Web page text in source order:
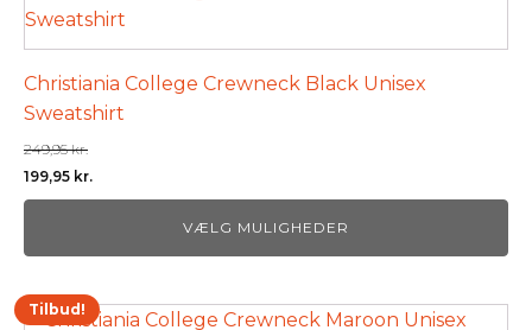
Christiania College Crewneck Black Unisex
Sweatshirt
249,95kr.
Den
oprindelige
var:
249,95 kr..
199,95 kr.
aktuelle
er:
199,95 kr..
VÆLG MULIGHEDER
vare
har
flere
varianter.
vælges
varesiden
Tilbud!
Dette